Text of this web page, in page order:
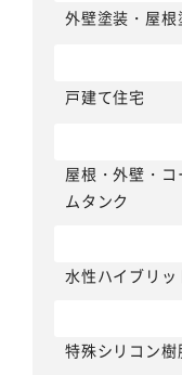
外壁塗装 ・ 屋根
戸建て住宅
屋根・外壁・
ムタンク
水性ハイブリ
特殊シリコン